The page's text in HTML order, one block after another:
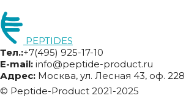
PEPTIDES
Тел.:+7(495) 925-17-10
E-mail: info@peptide-product.ru
Адрес: Москва, ул. Лесная 43, оф. 228
© Peptide-Product 2021-2025